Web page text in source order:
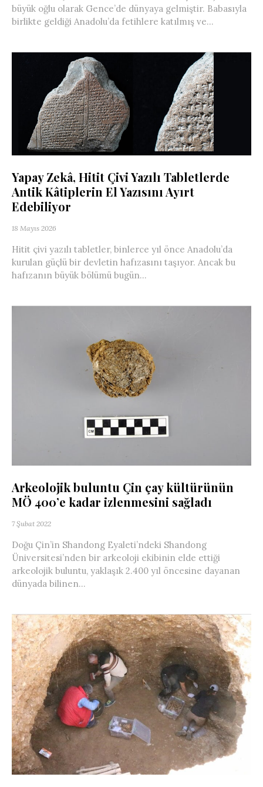
büyük oğlu olarak Gence’de dünyaya gelmiştir. Babasıyla
birlikte geldiği Anadolu’da fetihlere katılmış ve...
Yapay Zekâ, Hitit Çivi Yazılı Tabletlerde
Antik Kâtiplerin El Yazısını Ayırt
Edebiliyor
18 Mayıs 2026
Hitit çivi yazılı tabletler, binlerce yıl önce Anadolu’da
kurulan güçlü bir devletin hafızasını taşıyor. Ancak bu
hafızanın büyük bölümü bugün...
Arkeolojik buluntu Çin çay kültürünün
MÖ 400’e kadar izlenmesini sağladı
7 Şubat 2022
Doğu Çin’in Shandong Eyaleti’ndeki Shandong
Üniversitesi’nden bir arkeoloji ekibinin elde ettiği
arkeolojik buluntu, yaklaşık 2.400 yıl öncesine dayanan
dünyada bilinen...